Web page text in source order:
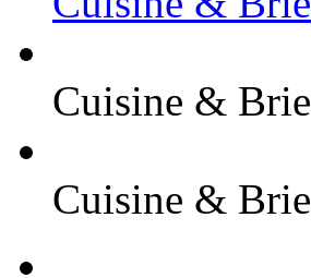
Cuisine & Brie
Cuisine & Brie